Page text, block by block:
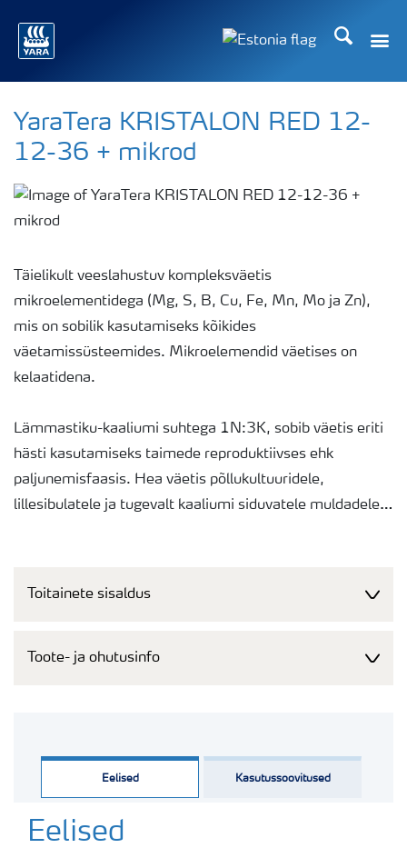
Otsi
YaraTera KRISTALON RED 12-
12-36 + mikrod
Täielikult veeslahustuv kompleksväetis
mikroelementidega (Mg, S, B, Cu, Fe, Mn, Mo ja Zn),
mis on sobilik kasutamiseks kõikides
väetamissüsteemides. Mikroelemendid väetises on
kelaatidena.
Lämmastiku-kaaliumi suhtega 1N:3K, sobib väetis eriti
hästi kasutamiseks taimede reproduktiivses ehk
paljunemisfaasis. Hea väetis põllukultuuridele,
lillesibulatele ja tugevalt kaaliumi siduvatele muldadele,
Calcinit'iga.
Päritolumaa: Holland
Toitainete sisaldus
Toote- ja ohutusinfo
Eelised Kasutussoovitused
Eelised